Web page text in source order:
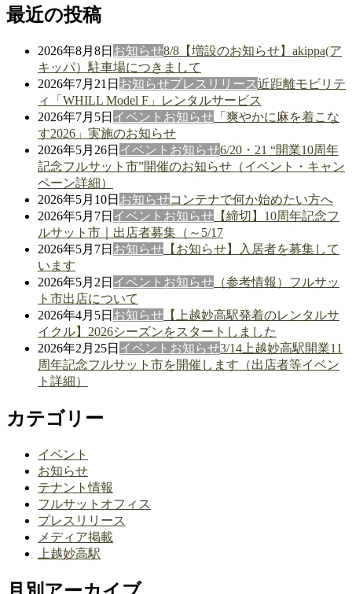
最近の投稿
2026年8月8日 お知らせ8/8【増設のお知らせ】akippa(ア
キッパ）駐車場につきまして
2026年7月21日 お知らせプレスリリース近距離モビリテ
ィ「WHILL Model F」レンタルサービス
2026年7月5日 イベント お知らせ 「爽やかに麻を着こな
す2026」実施のお知らせ
2026年5月26日 イベント お知らせ6/20・21 “開業10周年
記念フルサット市”開催のお知らせ（イベント・キャン
ペーン詳細）
2026年5月10日 お知らせコンテナで何か始めたい方へ
2026年5月7日 イベント お知らせ 【締切】10周年記念フ
ルサット市｜出店者募集（～5/17
2026年5月7日 お知らせ 【お知らせ】入居者を募集して
います
2026年5月2日 イベント お知らせ （参考情報）フルサッ
ト市出店について
2026年4月5日 お知らせ 【上越妙高駅発着のレンタルサ
イクル】2026シーズンをスタートしました
2026年2月25日 イベント お知らせ3/14上越妙高駅開業11
周年記念フルサット市を開催します（出店者等イベン
ト詳細）
カテゴリー
イベント
お知らせ
テナント情報
フルサットオフィス
プレスリリース
メディア掲載
上越妙高駅